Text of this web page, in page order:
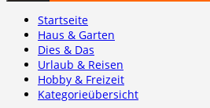
Startseite
Haus & Garten
Dies & Das
Urlaub & Reisen
Hobby & Freizeit
Kategorieübersicht